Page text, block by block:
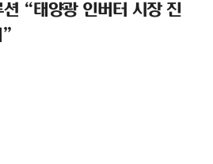
션 “태양광 인버터 시장 진